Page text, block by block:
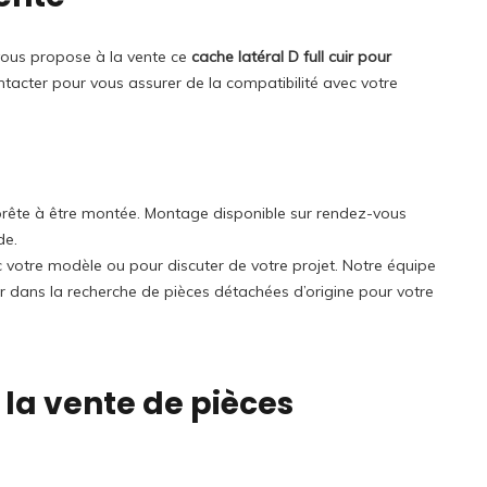
propose à la vente ce cache latéral D full cuir pour
pour vous assurer de la compatibilité avec votre
à être montée. Montage disponible sur rendez-vous
modèle ou pour discuter de votre projet. Notre équipe
la recherche de pièces détachées d’origine pour votre
vente de pièces